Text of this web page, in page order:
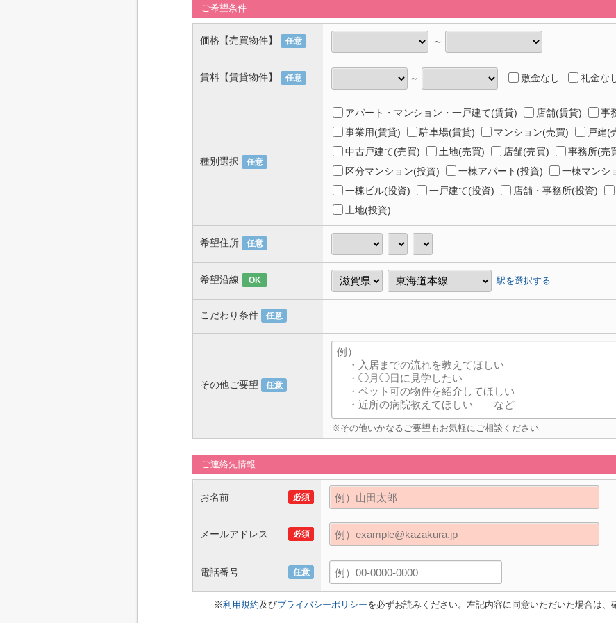
ご希望条件
価格【売買物件】 任意 ～
賃料【賃貸物件】 任意 ～ 敷金なし 礼金な
種別選択 任意
アパート・マンション・一戸建て(賃貸) 店舗(賃貸) 事
事業用(賃貸)
駐車場(賃貸) マンション(売買) 戸建(
中古戸建て(売買)
土地(売買) 店舗(売買) 事務所(売
区分マンション(投資)
一棟アパート(投資)
一棟マンシ
一棟ビル(投資)
一戸建て(投資) 店舗・事務所(投資)
土地(投資)
希望住所 任意
希望沿線 OK 駅を選択する
こだわり条件 任意
その他ご要望 任意
※その他いかなるご要望もお気軽にご相談ください
ご連絡先情報
お名前 必須
メールアドレス 必須
電話番号 任意
※利用規約及びプライバシーポリシーを必ずお読みください。左記内容に同意いただいた場合は、